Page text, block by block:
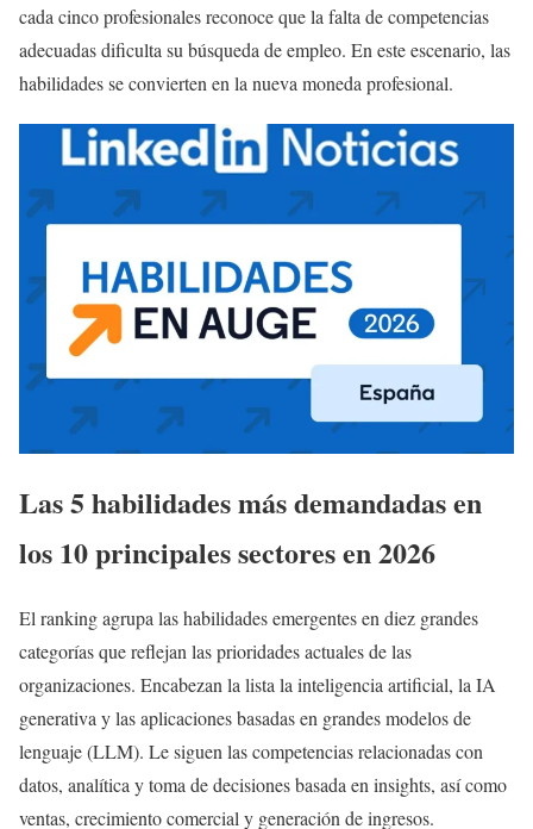
cada cinco profesionales reconoce que la falta de competencias
adecuadas dificulta su búsqueda de empleo. En este escenario, las
habilidades se convierten en la nueva moneda profesional.
Las 5 habilidades más demandadas en
los 10 principales sectores en 2026
El ranking agrupa las habilidades emergentes en diez grandes
categorías que reflejan las prioridades actuales de las
organizaciones. Encabezan la lista la inteligencia artificial, la IA
generativa y las aplicaciones basadas en grandes modelos de
lenguaje (LLM). Le siguen las competencias relacionadas con
datos, analítica y toma de decisiones basada en insights, así como
ventas, crecimiento comercial y generación de ingresos.